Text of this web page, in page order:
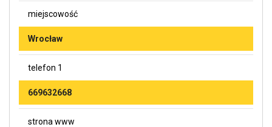
miejscowość
Wrocław
telefon 1
669632668
strona www